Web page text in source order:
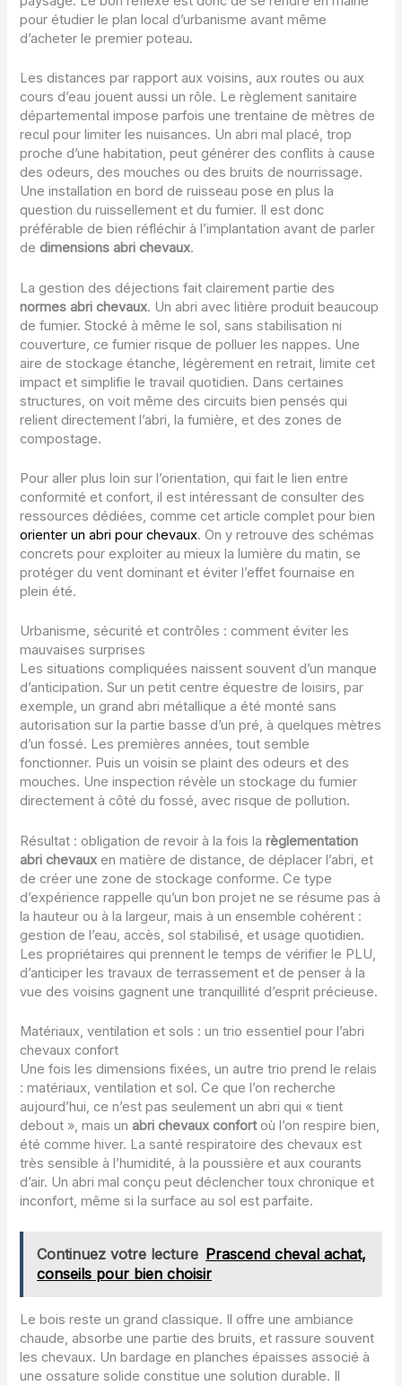
pour étudier le plan local d’urbanisme avant même
d’acheter le premier poteau.
Les distances par rapport aux voisins, aux routes ou aux
cours d’eau jouent aussi un rôle. Le règlement sanitaire
départemental impose parfois une trentaine de mètres de
recul pour limiter les nuisances. Un abri mal placé, trop
proche d’une habitation, peut générer des conflits à cause
des odeurs, des mouches ou des bruits de nourrissage.
Une installation en bord de ruisseau pose en plus la
question du ruissellement et du fumier. Il est donc
préférable de bien réfléchir à l’implantation avant de parler
dedimensions abri chevaux.
La gestion des déjections fait clairement partie des
normes abri chevaux. Un abri avec litière produit beaucoup
de fumier. Stocké à même le sol, sans stabilisation ni
couverture, ce fumier risque de polluer les nappes. Une
aire de stockage étanche, légèrement en retrait, limite cet
impact et simplifie le travail quotidien. Dans certaines
structures, on voit même des circuits bien pensés qui
relient directement l’abri, la fumière, et des zones de
compostage.
Pour aller plus loin sur l’orientation, qui fait le lien entre
conformité et confort, il est intéressant de consulter des
ressources dédiées, comme cet article complet pour bien
orienter un abri pour chevaux. On y retrouve des schémas
concrets pour exploiter au mieux la lumière du matin, se
protéger du vent dominant et éviter l’effet fournaise en
plein été.
Urbanisme, sécurité et contrôles : comment éviter les
mauvaises surprises
Les situations compliquées naissent souvent d’un manque
d’anticipation. Sur un petit centre équestre de loisirs, par
exemple, un grand abri métallique a été monté sans
autorisation sur la partie basse d’un pré, à quelques mètres
d’un fossé. Les premières années, tout semble
fonctionner. Puis un voisin se plaint des odeurs et des
mouches. Une inspection révèle un stockage du fumier
directement à côté du fossé, avec risque de pollution.
Résultat : obligation de revoir à la fois larèglementation
abri chevaux en matière de distance, de déplacer l’abri, et
de créer une zone de stockage conforme. Ce type
d’expérience rappelle qu’un bon projet ne se résume pas à
la hauteur ou à la largeur, mais à un ensemble cohérent :
gestion de l’eau, accès, sol stabilisé, et usage quotidien.
Les propriétaires qui prennent le temps de vérifier le PLU,
d’anticiper les travaux de terrassement et de penser à la
vue des voisins gagnent une tranquillité d’esprit précieuse.
Matériaux, ventilation et sols : un trio essentiel pour l’abri
chevaux confort
Une fois les dimensions fixées, un autre trio prend le relais
: matériaux, ventilation et sol. Ce que l’on recherche
aujourd’hui, ce n’est pas seulement un abri qui « tient
debout », mais unabri chevaux confortoù l’on respire bien,
été comme hiver. La santé respiratoire des chevaux est
très sensible à l’humidité, à la poussière et aux courants
d’air. Un abri mal conçu peut déclencher toux chronique et
inconfort, même si la surface au sol est parfaite.
Continuez votre lecture Prascend cheval achat,
conseils pour bien choisir
Le bois reste un grand classique. Il offre une ambiance
chaude, absorbe une partie des bruits, et rassure souvent
les chevaux. Un bardage en planches épaisses associé à
une ossature solide constitue une solution durable. Il